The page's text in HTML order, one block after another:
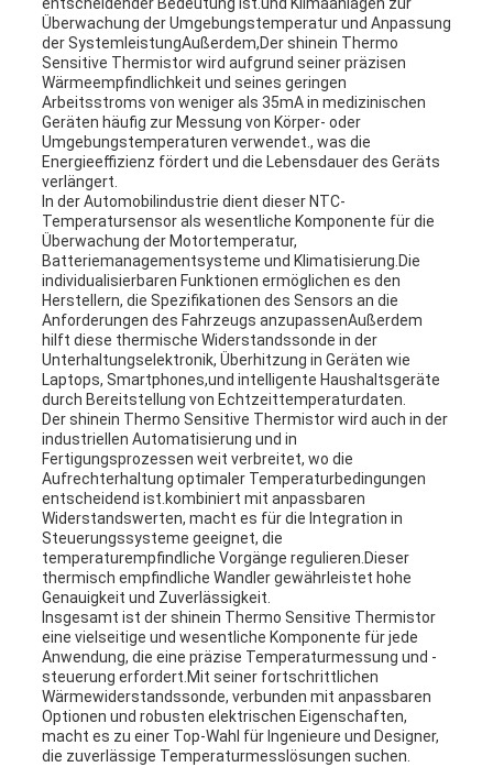
entscheidender Bedeutung ist.und Klimaanlagen zur
Überwachung der Umgebungstemperatur und Anpassung
der SystemleistungAußerdem,Der shinein Thermo
Sensitive Thermistor wird aufgrund seiner präzisen
Wärmeempfindlichkeit und seines geringen
Arbeitsstroms von weniger als 35mA in medizinischen
Geräten häufig zur Messung von Körper- oder
Umgebungstemperaturen verwendet., was die
Energieeffizienz fördert und die Lebensdauer des Geräts
verlängert.
In der Automobilindustrie dient dieser NTC-
Temperatursensor als wesentliche Komponente für die
Überwachung der Motortemperatur,
Batteriemanagementsysteme und Klimatisierung.Die
individualisierbaren Funktionen ermöglichen es den
Herstellern, die Spezifikationen des Sensors an die
Anforderungen des Fahrzeugs anzupassenAußerdem
hilft diese thermische Widerstandssonde in der
Unterhaltungselektronik, Überhitzung in Geräten wie
Laptops, Smartphones,und intelligente Haushaltsgeräte
durch Bereitstellung von Echtzeittemperaturdaten.
Der shinein Thermo Sensitive Thermistor wird auch in der
industriellen Automatisierung und in
Fertigungsprozessen weit verbreitet, wo die
Aufrechterhaltung optimaler Temperaturbedingungen
entscheidend ist.kombiniert mit anpassbaren
Widerstandswerten, macht es für die Integration in
Steuerungssysteme geeignet, die
temperaturempfindliche Vorgänge regulieren.Dieser
thermisch empfindliche Wandler gewährleistet hohe
Genauigkeit und Zuverlässigkeit.
Insgesamt ist der shinein Thermo Sensitive Thermistor
eine vielseitige und wesentliche Komponente für jede
Anwendung, die eine präzise Temperaturmessung und -
steuerung erfordert.Mit seiner fortschrittlichen
Wärmewiderstandssonde, verbunden mit anpassbaren
Optionen und robusten elektrischen Eigenschaften,
macht es zu einer Top-Wahl für Ingenieure und Designer,
die zuverlässige Temperaturmesslösungen suchen.